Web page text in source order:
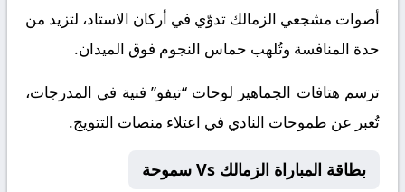
أصوات مشجعي الزمالك تدوّي في أركان الاستاد، لتزيد من
حدة المنافسة وتُلهب حماس النجوم فوق الميدان.
ترسم هتافات الجماهير لوحات “تيفو” فنية في المدرجات،
تُعبر عن طموحات النادي في اعتلاء منصات التتويج.
بطاقة المباراة الزمالك Vs سموحة